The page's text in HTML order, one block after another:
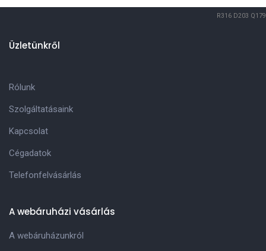
R316 D203 Q179
Üzletünkről
Rólunk
Szolgáltatásaink
Kapcsolat
Cégadatok
Telefonfelvásárlás
A webáruházi vásárlás
A webáruházunkról